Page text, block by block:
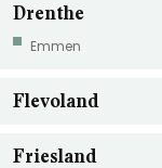
Drenthe
Emmen
Flevoland
Friesland